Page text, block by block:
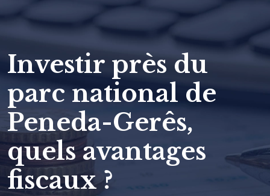
Investir près du
parc national de
Peneda-Gerês,
quels avantages
fiscaux ?